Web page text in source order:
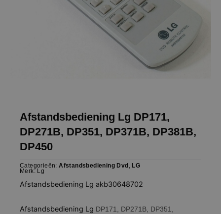
Afstandsbediening Lg DP171,
DP271B, DP351, DP371B, DP381B,
DP450
Categorieën: Afstandsbediening Dvd , LG
Merk: Lg
Afstandsbediening Lg akb30648702
Afstandsbediening Lg DP171, DP271B, DP351,